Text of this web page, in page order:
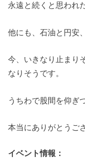
永遠と続くと思われ
他にも、石油と円安
今、いきなり止まり
なりそうです。
うちわで股間を仰ぎ
本当にありがとうご
イベント情報：